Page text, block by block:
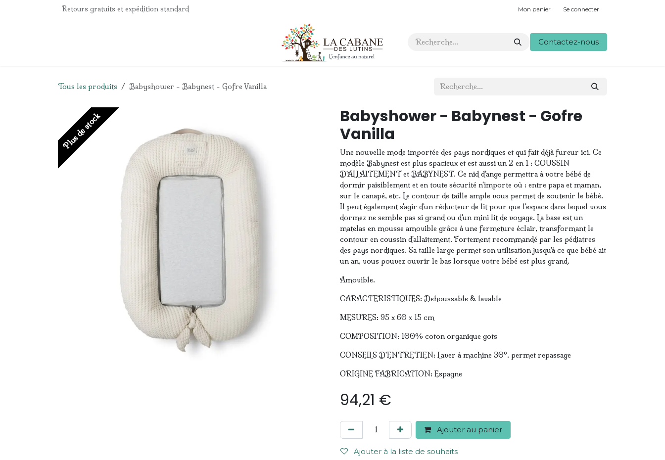
Se rendre au contenuRetours gratuits et expédition standard Mon panier Se connecter
Contact Contactez-nous
Tous les produits Babyshower - Babynest - Gofre Vanilla
Plus de stock
Babyshower - Babynest - Gofre
Vanilla
Une nouvelle mode importée des pays nordiques et qui fait déjà fureur ici. Ce
modèle Babynest est plus spacieux et est aussi un 2 en 1 : COUSSIN
D'ALLAITEMENT et BABYNEST. Ce nid d'ange permettra à votre bébé de
dormir paisiblement et en toute sécurité n'importe où : entre papa et maman,
sur le canapé, etc. Le contour de taille ample vous permet de soutenir le bébé.
Il peut également s'agir d'un réducteur de lit pour que l'espace dans lequel vous
dormez ne semble pas si grand ou d'un mini lit de voyage. La base est un
matelas en mousse amovible grâce à une fermeture éclair, transformant le
contour en coussin d'allaitement. Fortement recommandé par les pédiatres
des pays nordiques. Sa taille large permet son utilisation jusqu'à ce que bébé ait
un an, vous pouvez ouvrir le bas lorsque votre bébé est plus grand.
Amovible.
CARACTERISTIQUES: Dehoussable & lavable
MESURES: 95 x 60 x 15 cm
COMPOSITION: 100% coton organique gots
CONSEILS D'ENTRETIEN: Laver à machine 30º. permet repassage
ORIGINE FABRICATION: Espagne
94,21 €
Ajouter au panier
Ajouter à la liste de souhaits